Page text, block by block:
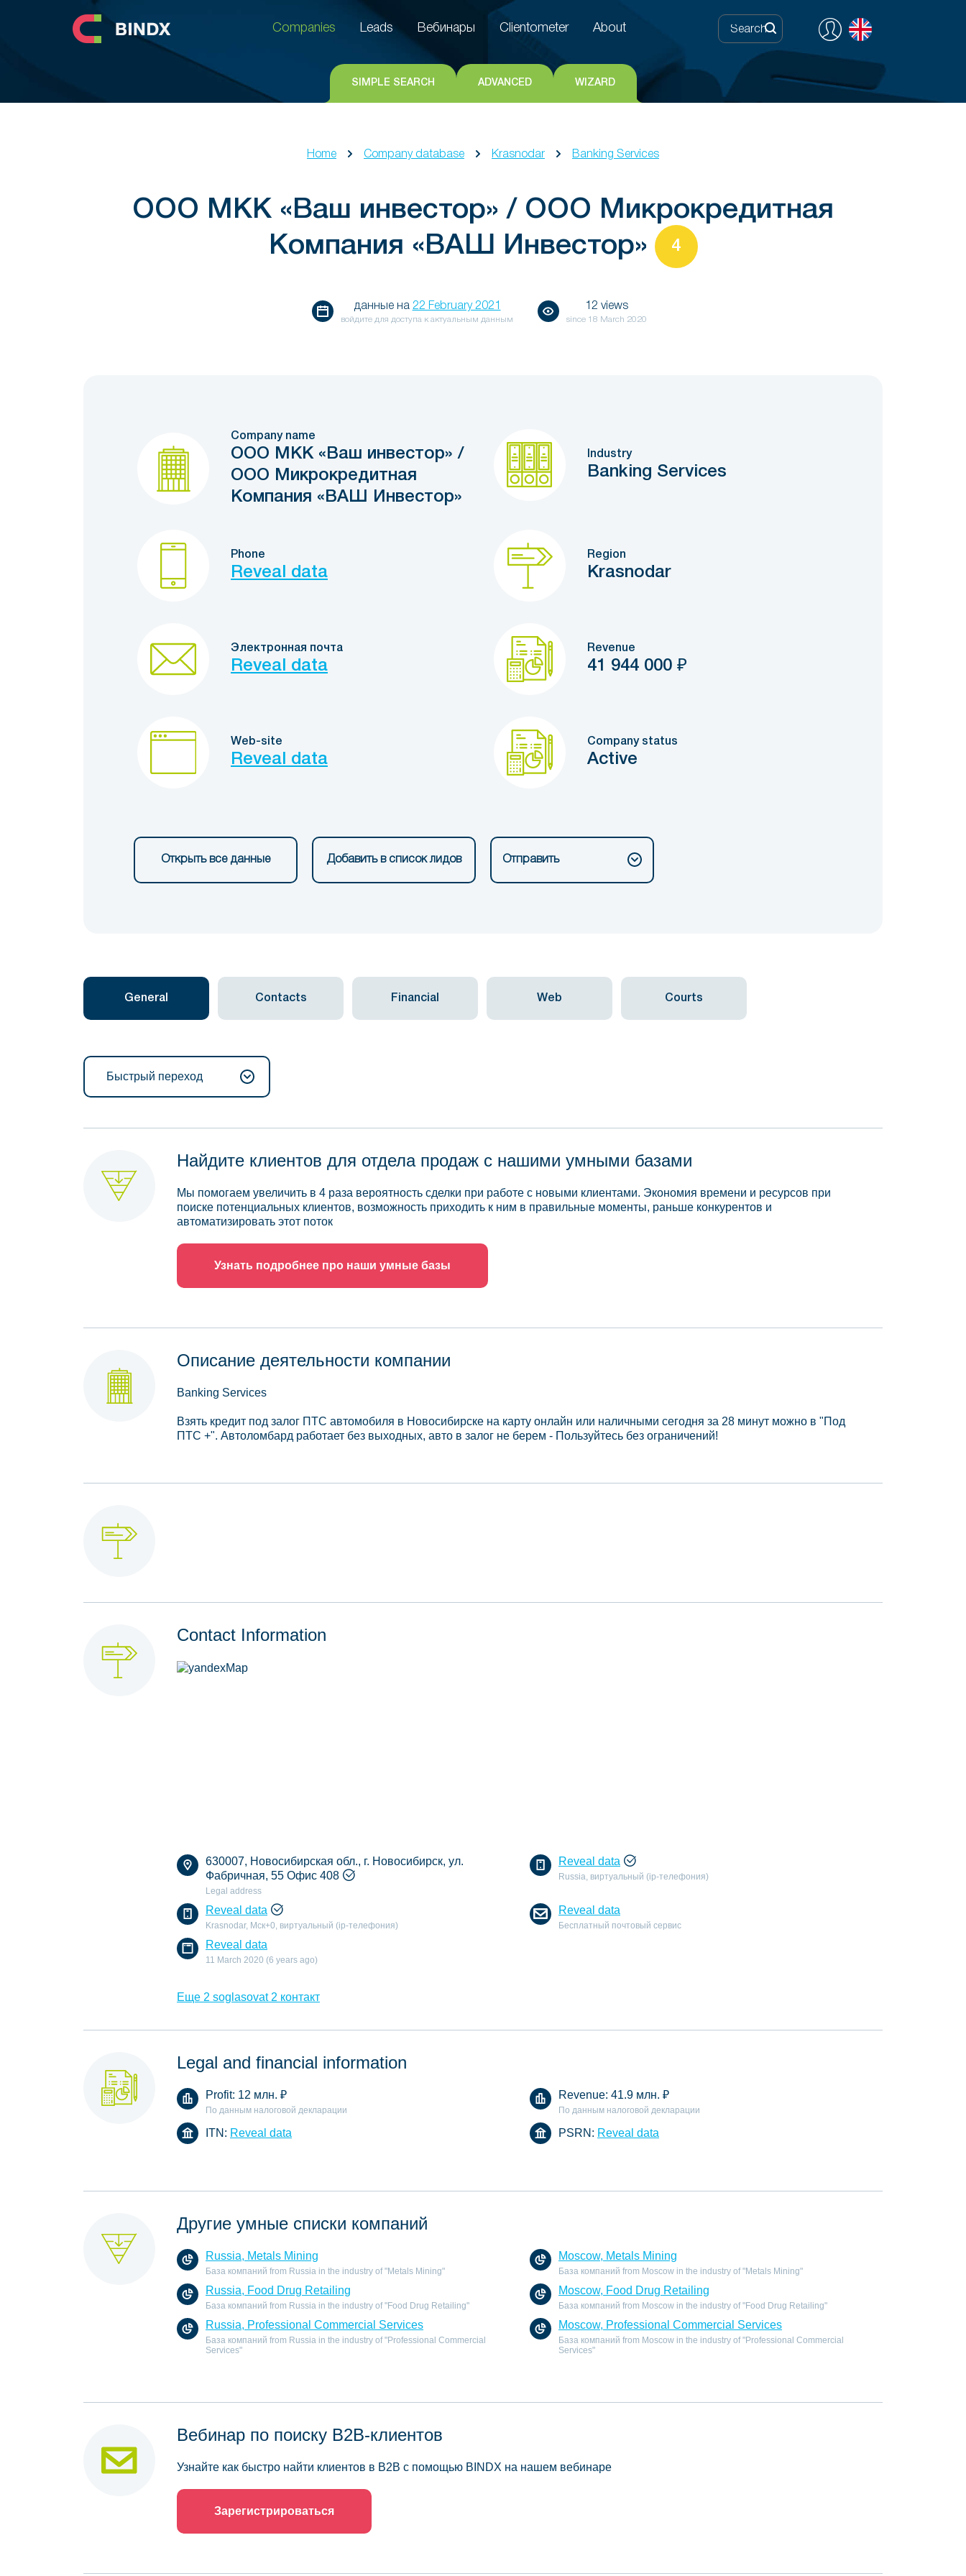
Clientometer
Companies
Leads Вебинары Clientometer About
SIMPLE SEARCH ADVANCED WIZARD
Home Company database Krasnodar Banking Services
ООО МКК «Ваш инвестор» / ООО Микрокредитная
Компания «ВАШ Инвестор»
4
данные на 22 February 2021
войдите для доступа к актуальным данным
12 views
since 18 March 2020
Company name
ООО МКК «Ваш инвестор» /
ООО Микрокредитная
Компания «ВАШ Инвестор»
Industry
Banking Services
Phone
Reveal data
Region
Krasnodar
Электронная почта
Reveal data
Revenue
41 944 000 ₽
Web-site
Reveal data
Company status
Active
Открыть все данные Добавить в список лидов Отправить
General Contacts Financial Web Courts
Быстрый переход
Найдите клиентов для отдела продаж с нашими умными базами
Мы помогаем увеличить в 4 раза вероятность сделки при работе с новыми клиентами. Экономия времени и ресурсов при
поиске потенциальных клиентов, возможность приходить к ним в правильные моменты, раньше конкурентов и
автоматизировать этот поток
Узнать подробнее про наши умные базы
Описание деятельности компании
Banking Services
Взять кредит под залог ПТС автомобиля в Новосибирске на карту онлайн или наличными сегодня за 28 минут можно в "Под
ПТС +". Автоломбард работает без выходных, авто в залог не берем - Пользуйтесь без ограничений!
Contact Information
630007, Новосибирская обл., г. Новосибирск, ул.
Фабричная, 55 Офис 408
Legal address
Reveal data
Russia, виртуальный (ip-телефония)
Reveal data
Krasnodar, Мск+0, виртуальный (ip-телефония)
Reveal data
Бесплатный почтовый сервис
Reveal data
11 March 2020 (6 years ago)
Еще 2 soglasovat 2 контакт
Legal and financial information
Profit: 12 млн. ₽
По данным налоговой декларации
Revenue: 41.9 млн. ₽
По данным налоговой декларации
ITN: Reveal data PSRN: Reveal data
Другие умные списки компаний
Russia, Metals Mining
База компаний from Russia in the industry of "Metals Mining"
Moscow, Metals Mining
База компаний from Moscow in the industry of "Metals Mining"
Russia, Food Drug Retailing
База компаний from Russia in the industry of "Food Drug Retailing"
Moscow, Food Drug Retailing
База компаний from Moscow in the industry of "Food Drug Retailing"
Russia, Professional Commercial Services
База компаний from Russia in the industry of "Professional Commercial
Services"
Moscow, Professional Commercial Services
База компаний from Moscow in the industry of "Professional Commercial
Services"
Вебинар по поиску B2B-клиентов
Узнайте как быстро найти клиентов в B2B с помощью BINDX на нашем вебинаре
Зарегистрироваться